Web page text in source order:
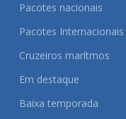
Pacotes nacionais
Pacotes Internacionais
Cruzeiros marítmos
Em destaque
Baixa temporada